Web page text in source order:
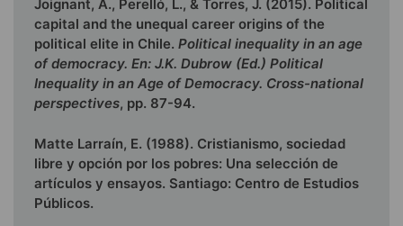
Joignant, A., Perelló, L., & Torres, J. (2015). Political
capital and the unequal career origins of the
political elite in Chile. Political inequality in an age
of democracy. En: J.K. Dubrow (Ed.) Political
Inequality in an Age of Democracy. Cross-national
perspectives, pp. 87-94.
Matte Larraín, E. (1988). Cristianismo, sociedad
libre y opción por los pobres: Una selección de
artículos y ensayos. Santiago: Centro de Estudios
Públicos.